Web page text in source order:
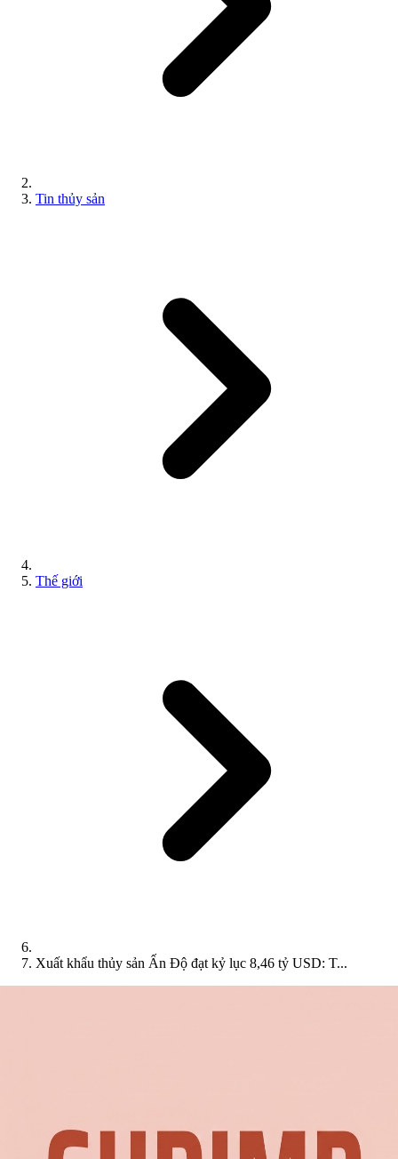
Tin thủy sản
Thế giới
Xuất khẩu thủy sản Ấn Độ đạt kỷ lục 8,46 tỷ USD: T...